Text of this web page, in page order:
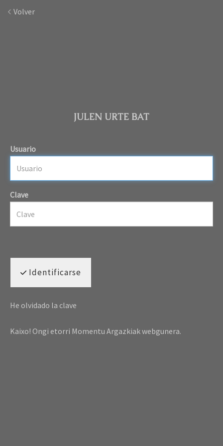
Volver
JULEN URTE BAT
Usuario
Clave
Identificarse
He olvidado la clave
Kaixo! Ongi etorri Momentu Argazkiak webgunera.